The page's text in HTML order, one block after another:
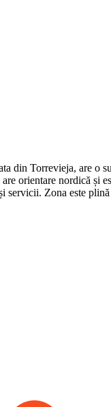
din Torrevieja, are o
orientare nordică și
Zona este